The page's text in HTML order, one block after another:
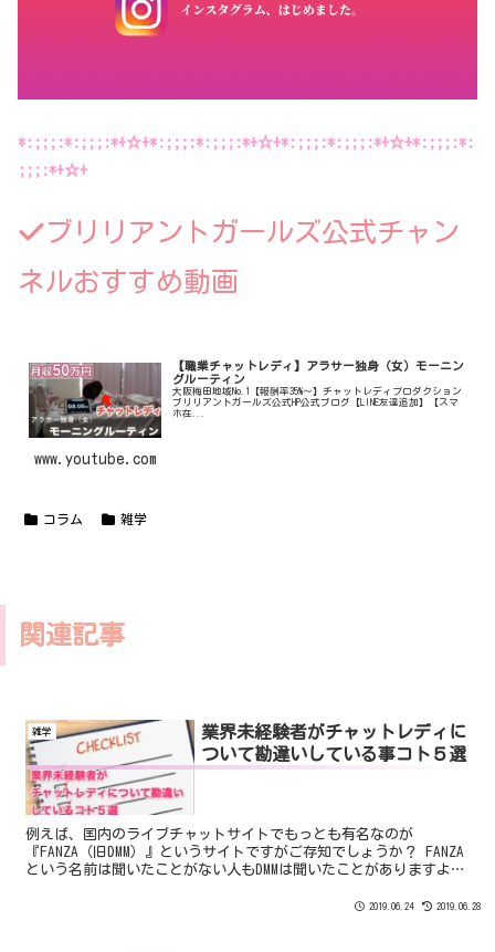
*:;;;:*:;;;:*+☆+*:;;;:*:;;;:*+☆+*:;;;:*:;;;:*+☆+*:;;;:*:
;;;:*+☆+
ブリリアントガールズ公式チャン
ネルおすすめ動画
【職業チャットレディ】アラサー独身（女）モーニン
グルーティン
大阪梅田地域No.1【報酬率35%〜】チャットレディプロダクション
ブリリアントガールズ公式HP公式ブログ【LINE友達追加】【スマ
ホ在...
www.youtube.com
コラム 雑学
関連記事
雑学
業界未経験者がチャットレディに
ついて勘違いしている事コト５選
例えば、国内のライブチャットサイトでもっとも有名なのが
『FANZA（旧DMM）』というサイトですがご存知でしょうか？ FANZA
という名前は聞いたことがない人もDMMは聞いたことがありますよ
2019.06.24 2019.06.28